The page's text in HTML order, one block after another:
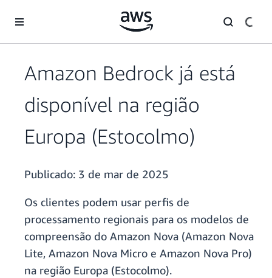
Pular para o conteúdo principal
Amazon Bedrock já está
disponível na região
Europa (Estocolmo)
Publicado: 3 de mar de 2025
Os clientes podem usar perfis de
processamento regionais para os modelos de
compreensão do Amazon Nova (Amazon Nova
Lite, Amazon Nova Micro e Amazon Nova Pro)
na região Europa (Estocolmo).